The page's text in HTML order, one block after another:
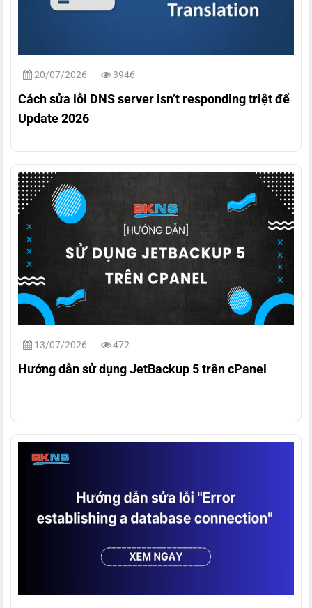
20/07/2026 3946
Cách sửa lỗi DNS server isn’t responding triệt để
Update 2026
13/07/2026 472
Hướng dẫn sử dụng JetBackup 5 trên cPanel